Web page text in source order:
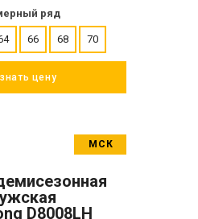
ряд
66 68 70
цену
МСК
D8008LH